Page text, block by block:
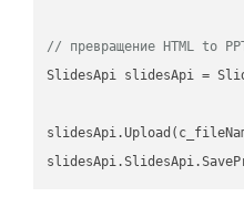
// превращение HTML to
SlidesApi slidesApi =